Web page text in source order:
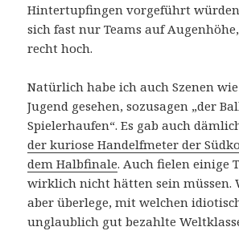
Hintertupfingen vorgeführt
sich fast nur Teams auf
recht hoch.
Natürlich habe ich auch Szenen
Jugend gesehen, sozusagen „der
Spielerhaufen“. Es gab auch
der kuriose Handelfmeter der
dem Halbfinale. Auch fielen einige
wirklich nicht hätten sein müssen.
aber überlege, mit welchen
unglaublich gut bezahlte